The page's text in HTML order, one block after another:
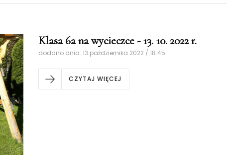
Klasa 6a na wycieczce - 13. 10. 2022 r.
dodano dnia: 13 października 2022 / 18:45
CZYTAJ WIĘCEJ